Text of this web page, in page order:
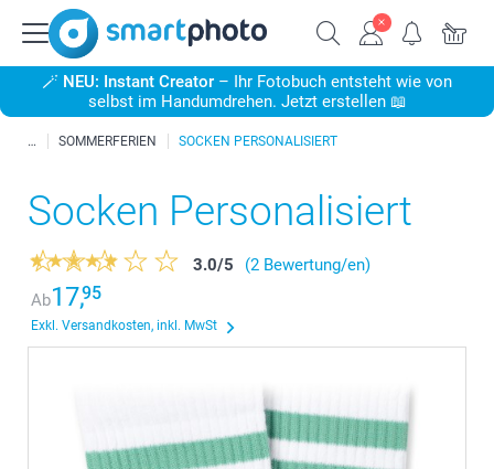
🪄 NEU: Instant Creator – Ihr Fotobuch entsteht wie von
selbst im Handumdrehen. Jetzt erstellen 📖
SOMMERFERIEN SOCKEN PERSONALISIERT
Socken Personalisiert
3.0/5
(2 Bewertung/en)
Ab17,95
Exkl. Versandkosten, inkl. MwSt